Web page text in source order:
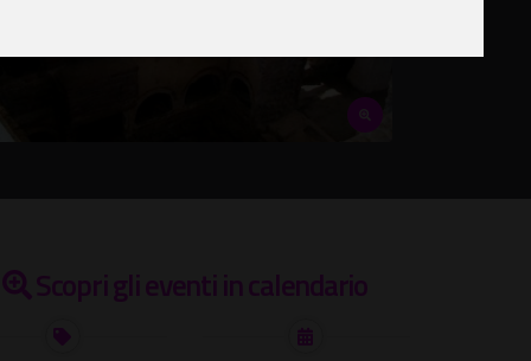
Scopri gli eventi in calendario